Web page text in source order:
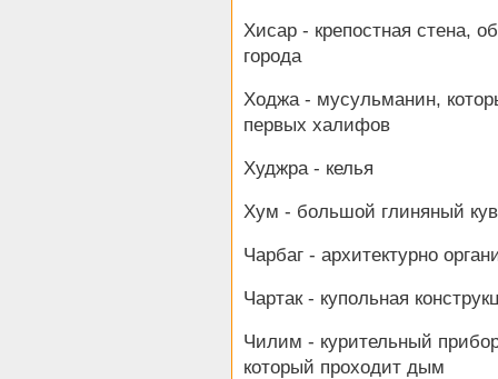
Хисар - крепостная стена,
города
Ходжа - мусульманин,
первых халифов
Худжра - келья
Хум - большой глиняный
Чарбаг - архитектурно
Чартак - купольная
Чилим - курительный
который проходит дым